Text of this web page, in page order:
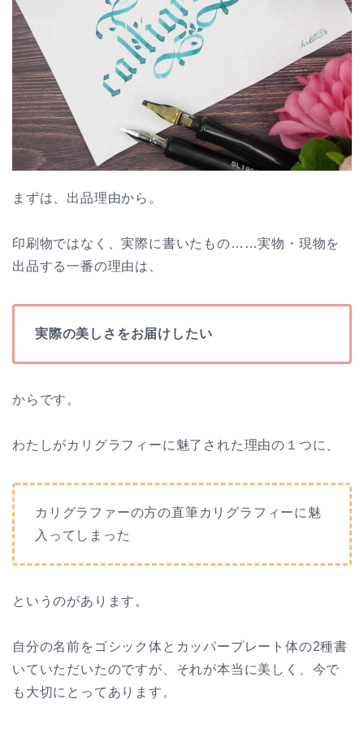
まずは、出品理由から。
印刷物ではなく、実際に書いたもの……実物・現物を
出品する一番の理由は、
実際の美しさをお届けしたい
からです。
わたしがカリグラフィーに魅了された理由の１つに、
カリグラファーの方の直筆カリグラフィーに魅
入ってしまった
というのがあります。
自分の名前をゴシック体とカッパープレート体の2種書
いていただいたのですが、それが本当に美しく、今で
も大切にとってあります。